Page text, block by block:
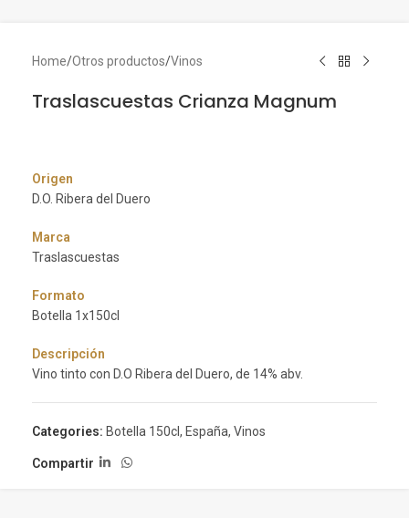
Home/Otros productos/Vinos
Traslascuestas Crianza Magnum
Origen
D.O. Ribera del Duero
Marca
Traslascuestas
Formato
Botella 1x150cl
Descripción
Vino tinto con D.O Ribera del Duero, de 14% abv.
Categories: Botella 150cl, España, Vinos
Compartir